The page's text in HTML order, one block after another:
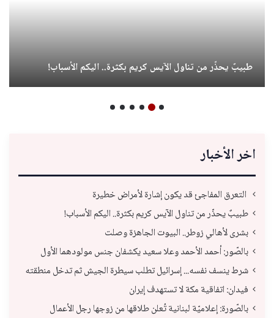
طبيبٌ يحذّر من تناول الآيس كريم بكثرة.. اليكم الأسباب!
اخر الأخبار
التعرق المفاجئ قد يكون إشارة لأمراض خطيرة
طبيبٌ يحذّر من تناول الآيس كريم بكثرة.. اليكم الأسباب!
بشرى لأهالي زوطر.. البيوت الجاهزة وصلت
بالصّور: أحمد الأحمد وعلا سعيد يكشفان جنس مولودهما الأول
شرط ينسف نفسه... إسرائيل تطلب سيطرة الجيش ثم تدخل منطقته
فيدان: اتفاقية مكة لا تستهدف إيران
بالصّورة: إعلاميّة لبنانية تُعلن طلاقها من زوجها رجل الأعمال